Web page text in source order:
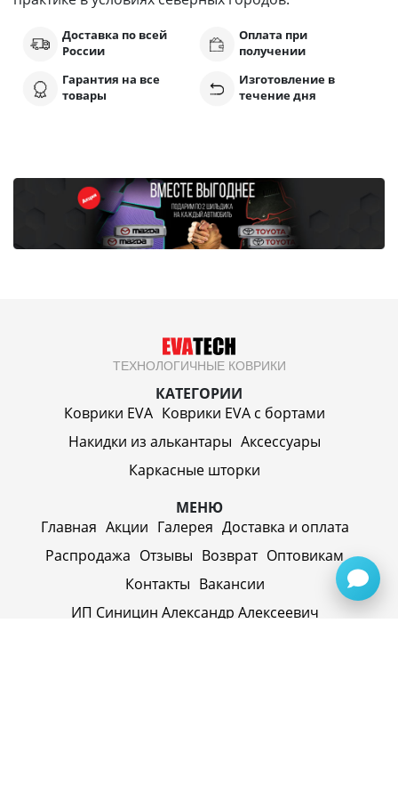
Доставка по всей
России
Оплата при
получении
Гарантия на все
товары
Изготовление в
течение дня
ТЕХНОЛОГИЧНЫЕ КОВРИКИ
КАТЕГОРИИ
Коврики EVA Коврики EVA c бортами
Накидки из алькантары Аксессуары
Каркасные шторки
МЕНЮ
Главная Акции Галерея Доставка и оплата
Распродажа Отзывы Возврат Оптовикам
Контакты Вакансии
ИП Синицин Александр Алексеевич